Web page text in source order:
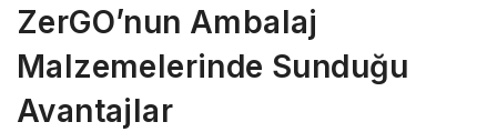
ZerGO’nun Ambalaj
Malzemelerinde Sunduğu
Avantajlar